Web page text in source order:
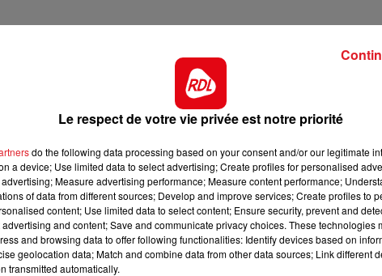
7h00 - 10h00
DEBOUT C'EST L'HEURE
prévue ce week-end à Béthune vient d’être annulée.
de l'événement. Une décision prise en raison du contexte
les organisateurs, dans un communiqué.
trouvaient déjà sur place. Jean-Marc Roger, Marc
ont diffusé le communiqué suivant :
que la Préfecture du Pas-de-Calais ne compte
des Rallyes 2022 à Béthune, compte tenu des
profondément désolés de cette nouvelle et allons
les impacts. Les équipes d’organisation en profitent
qui éprouvent des difficultés à
Le respect de votre vie privée est notre priorité
do the following data processing based on your consent and/or our legitimate
a device; Use limited data to select advertising; Create profiles for personalised
Measure advertising performance; Measure content performance;
of data from different sources; Develop and improve services; Create profiles to
content; Use limited data to select content; Ensure security, prevent and
and content; Save and communicate privacy choices. These technologies
and browsing data to offer following functionalities: Identify devices based on
geolocation data; Match and combine data from other data sources; Link different
transmitted automatically.